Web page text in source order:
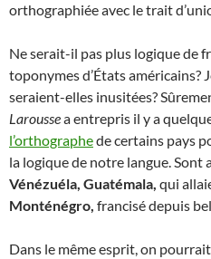
orthographiée avec le trait
Ne serait-il pas plus logique de
toponymes d’États américains?
seraient-elles inusitées?
Laroussea entrepris il y a
l’orthographede certains pays
la logique de notre langue. Sont
Vénézuéla, Guatémala, qui
Monténégro, francisé depuis
Dans le même esprit, on